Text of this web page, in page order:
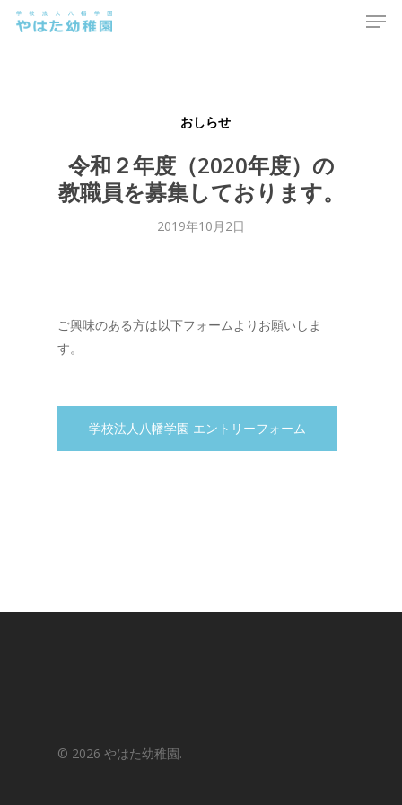
Skip
おしらせ
令和２年度（2020年度）の
教職員を募集しております。
2019年10月2日
ご興味のある方は以下フォームよりお願いしま
す。
学校法人八幡学園 エントリーフォーム
© 2026 やはた幼稚園.